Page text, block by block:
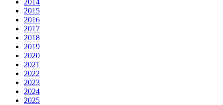
2015
2016
2017
2018
2019
2020
2021
2022
2023
2024
2025